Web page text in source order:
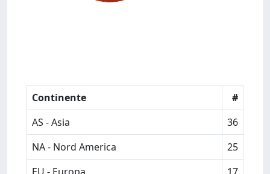
Continente
#
AS - Asia
36
NA - Nord America
25